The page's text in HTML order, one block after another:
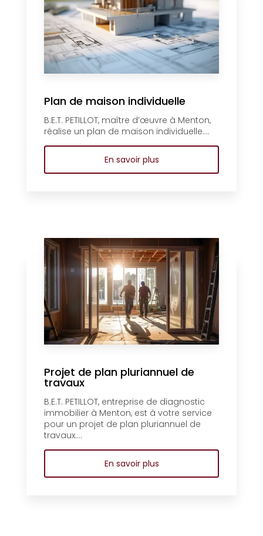
Plan de maison individuelle
B.E.T. PETILLOT, maître d’œuvre à Menton,
réalise un plan de maison individuelle....
En savoir plus
Projet de plan pluriannuel de
travaux
B.E.T. PETILLOT, entreprise de diagnostic
immobilier à Menton, est à votre service
pour un projet de plan pluriannuel de
travaux....
En savoir plus